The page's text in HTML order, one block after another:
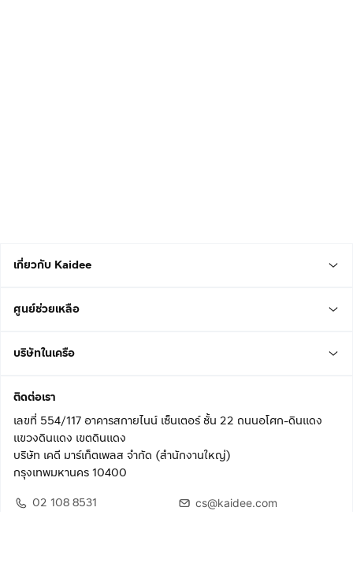
เกี่ยวกับ Kaidee
ศูนย์ช่วยเหลือ
บริษัทในเครือ
ติดต่อเรา
เลขที่ 554/117 อาคารสกายไนน์ เซ็นเตอร์ ชั้น 22 ถนนอโศก-ดินแดง
แขวงดินแดง เขตดินแดง
บริษัท เคดี มาร์เก็ตเพลส จำกัด (สำนักงานใหญ่)
กรุงเทพมหานคร 10400
02 108 8531
cs@kaidee.com